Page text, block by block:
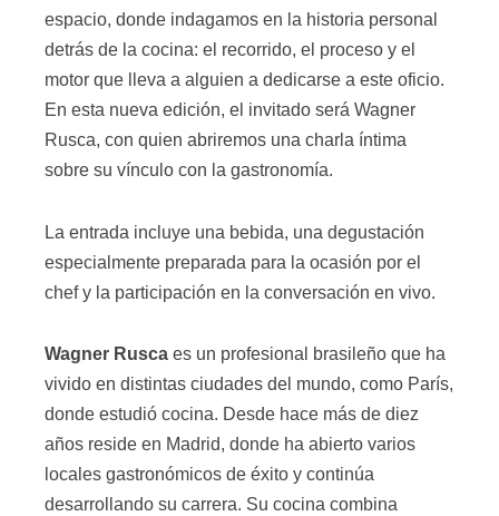
espacio, donde indagamos en la historia personal
detrás de la cocina: el recorrido, el proceso y el
motor que lleva a alguien a dedicarse a este oficio.
En esta nueva edición, el invitado será Wagner
Rusca, con quien abriremos una charla íntima
sobre su vínculo con la gastronomía.
La entrada incluye una bebida, una degustación
especialmente preparada para la ocasión por el
chef y la participación en la conversación en vivo.
Wagner Rusca es un profesional brasileño que ha
vivido en distintas ciudades del mundo, como París,
donde estudió cocina. Desde hace más de diez
años reside en Madrid, donde ha abierto varios
locales gastronómicos de éxito y continúa
desarrollando su carrera. Su cocina combina